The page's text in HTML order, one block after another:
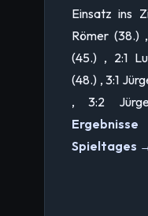
Einsatz ins
Römer (38.)
(45.) , 2:1
(48.) , 3:1
, 3:2
Spieltages